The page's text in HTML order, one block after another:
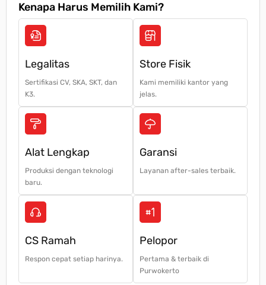
Kenapa Harus Memilih Kami?
Legalitas
Sertifikasi CV, SKA, SKT, dan
K3.
Store Fisik
Kami memiliki kantor yang
jelas.
Alat Lengkap
Produksi dengan teknologi
baru.
Garansi
Layanan after-sales terbaik.
CS Ramah
Respon cepat setiap harinya.
Pelopor
Pertama & terbaik di
Purwokerto